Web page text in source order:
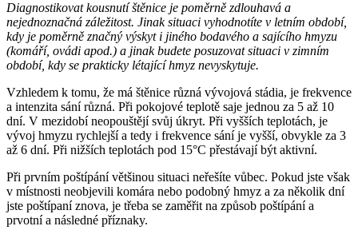
Diagnostikovat kousnutí štěnice je poměrně zdlouhavá a
nejednoznačná záležitost. Jinak situaci vyhodnotíte v letním období,
kdy je poměrně značný výskyt i jiného bodavého a sajícího hmyzu
(komáří, ovádi apod.) a jinak budete posuzovat situaci v zimním
období, kdy se prakticky létající hmyz nevyskytuje.
Vzhledem k tomu, že má štěnice různá vývojová stádia, je frekvence
a intenzita sání různá. Při pokojové teplotě saje jednou za 5 až 10
dní. V mezidobí neopouštějí svůj úkryt. Při vyšších teplotách, je
vývoj hmyzu rychlejší a tedy i frekvence sání je vyšší, obvykle za 3
až 6 dní. Při nižších teplotách pod 15°C přestávají být aktivní.
Při prvním poštípání většinou situaci neřešíte vůbec. Pokud jste však
v místnosti neobjevili komára nebo podobný hmyz a za několik dní
jste poštípaní znova, je třeba se zaměřit na způsob poštípání a
prvotní a následné příznaky.